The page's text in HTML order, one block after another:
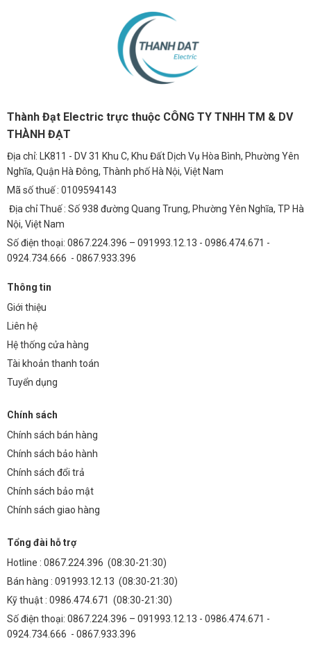
Thành Đạt Electric trực thuộc CÔNG TY TNHH TM & DV
THÀNH ĐẠT
Địa chỉ: LK811 - DV 31 Khu C, Khu Đất Dịch Vụ Hòa Bình, Phường Yên
Nghĩa, Quận Hà Đông, Thành phố Hà Nội, Việt Nam
Mã số thuế : 0109594143
Địa chỉ Thuế : Số 938 đường Quang Trung, Phường Yên Nghĩa, TP Hà
Nội, Việt Nam
Số điện thoại: 0867.224.396 – 091993.12.13 - 0986.474.671 -
0924.734.666 - 0867.933.396
Thông tin
Giới thiệu
Liên hệ
Hệ thống cửa hàng
Tài khoản thanh toán
Tuyển dụng
Chính sách
Chính sách bán hàng
Chính sách bảo hành
Chính sách đổi trả
Chính sách bảo mật
Chính sách giao hàng
Tổng đài hỗ trợ
Hotline : 0867.224.396 (08:30-21:30)
Bán hàng : 091993.12.13 (08:30-21:30)
Kỹ thuật : 0986.474.671 (08:30-21:30)
Số điện thoại: 0867.224.396 – 091993.12.13 - 0986.474.671 -
0924.734.666 - 0867.933.396